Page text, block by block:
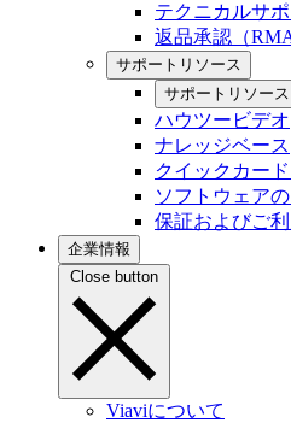
テクニカルサ
返品承認（RMA
サポートリソース
サポートリソース
ハウツービデオ
ナレッジベース
クイックカー
ソフトウェア
保証およびご
企業情報
Close button
Viaviについて